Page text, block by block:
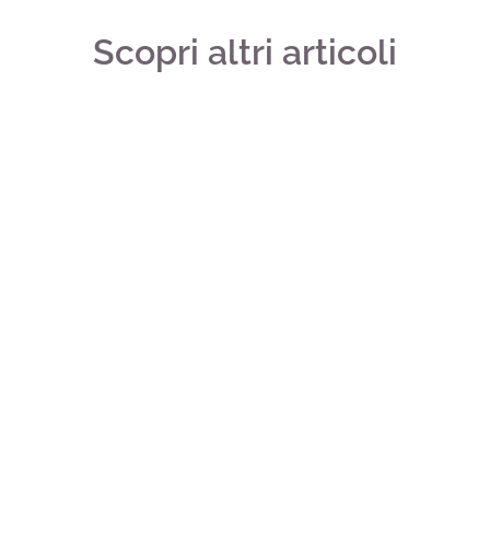
Scopri altri articoli